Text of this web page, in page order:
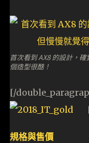
首次看到 AX8 的設計，
個造型很酷！
[/
規格與售價